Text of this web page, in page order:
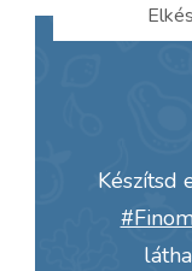
Készítsd